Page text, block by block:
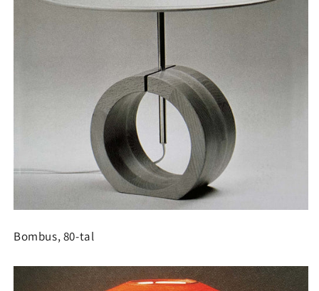
Bombus, 80-tal